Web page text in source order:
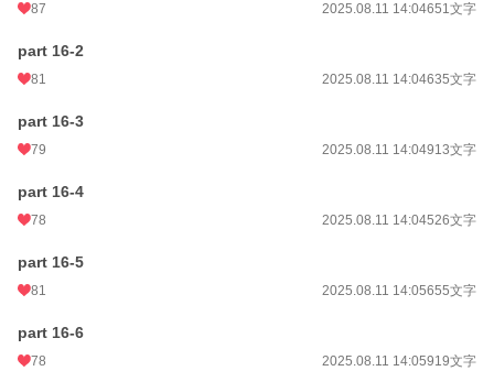
87 2025.08.11 14:04651文字
part 16-2
81 2025.08.11 14:04635文字
part 16-3
79 2025.08.11 14:04913文字
part 16-4
78 2025.08.11 14:04526文字
part 16-5
81 2025.08.11 14:05655文字
part 16-6
78 2025.08.11 14:05919文字